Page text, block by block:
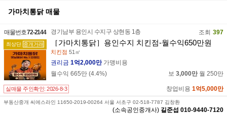
가마치통닭매물
매물번호72-2144
최상단 중개거래
경기남부 용인시 수지구 상현동 1층 조회 397
［가마치통닭］용인수지 치킨점-월수익650만원
치킨점 51㎡
권리금 1억2,000만 가맹비용
월수익 665만 (4.4%) 보 3,000만 월 250만
실매물 주인확인: 2026-8-3 창업비용 1억5,000만
부동산중개 씨에스라인 11650-2019-00264 서울 서초구 02-518-7787 김창환
(소속공인중개사) 길준섭 010-9440-7120